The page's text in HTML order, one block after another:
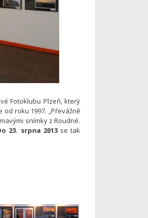
Fotoklubu Plzeň, který
roku 1997. „Převážně
snímky z Roudné.
23. srpna 2013se tak